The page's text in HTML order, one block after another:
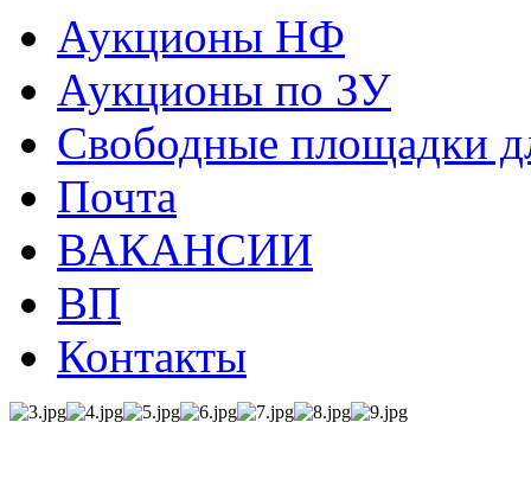
Аукционы НФ
Аукционы по ЗУ
Свободные площадки
Почта
ВАКАНСИИ
ВП
Контакты